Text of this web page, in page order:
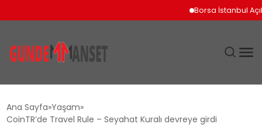
Borsa İstanbul
Ana Sayfa Yaşam
CoinTR’de Travel Rule – Seyahat Kuralı devreye girdi